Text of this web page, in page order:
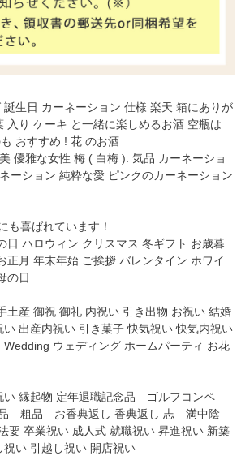
生日 カーネーション 仕様 楽天 箱にありが
入り ケーキ と一緒に楽しめるお酒 空瓶は
おすすめ ! 花 のお酒
優雅な女性 梅 ( 白梅 ): 気品 カーネーショ
ーション 純粋な愛 ピンクのカーネーション
も喜ばれています！
日 ハロウィン クリスマス 冬ギフト お歳暮
正月 年末年始 ご挨拶 バレンタイン ホワイ
の日
土産 御祝 御礼 内祝い 引き出物 お祝い 結婚
出産内祝い 引き菓子 快気祝い 快気内祝い
ウェディング ホームパーティ お花
い 縁起物 定年退職記念品 ゴルフコンペ
粗品 お香典返し 香典返し 志 満中陰
卒業祝い 成人式 就職祝い 昇進祝い 新築
い 引越し祝い 開店祝い